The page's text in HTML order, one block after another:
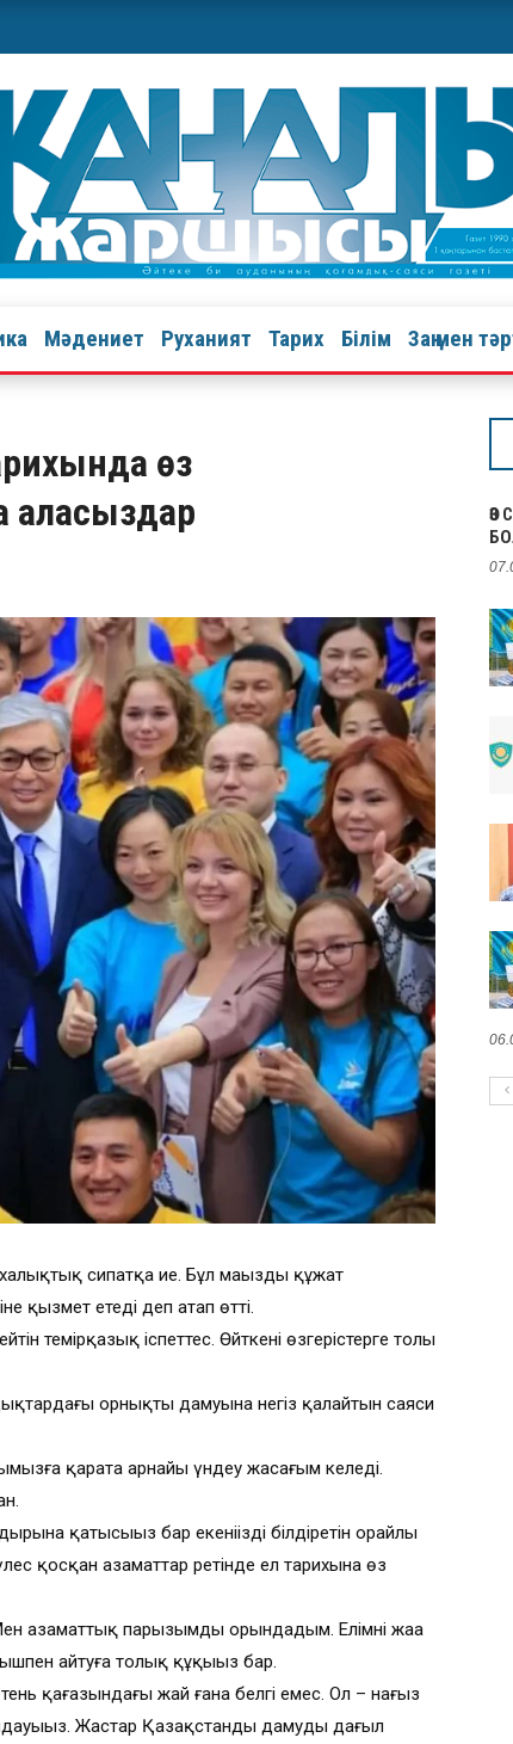
Мәдениет Руханият Тарих Білім Заң мен
өз
аласыздар
сипатқа ие. Бұл маңызды құжат
қызмет етеді деп атап өтті.
темірқазық іспеттес. Өйткені өзгерістерге толы
орнықты дамуына негіз қалайтын саяси
қарата арнайы үндеу жасағым келеді.
қатысыңыз бар екеніңізді білдіретін орайлы
қосқан азаматтар ретінде ел тарихына өз
азаматтық парызымды орындадым. Елімнің жаңа
айтуға толық құқыңыз бар.
қағазындағы жай ғана белгі емес. Ол – нағыз
Жастар Қазақстанды дамудың даңғыл
ӨЗ